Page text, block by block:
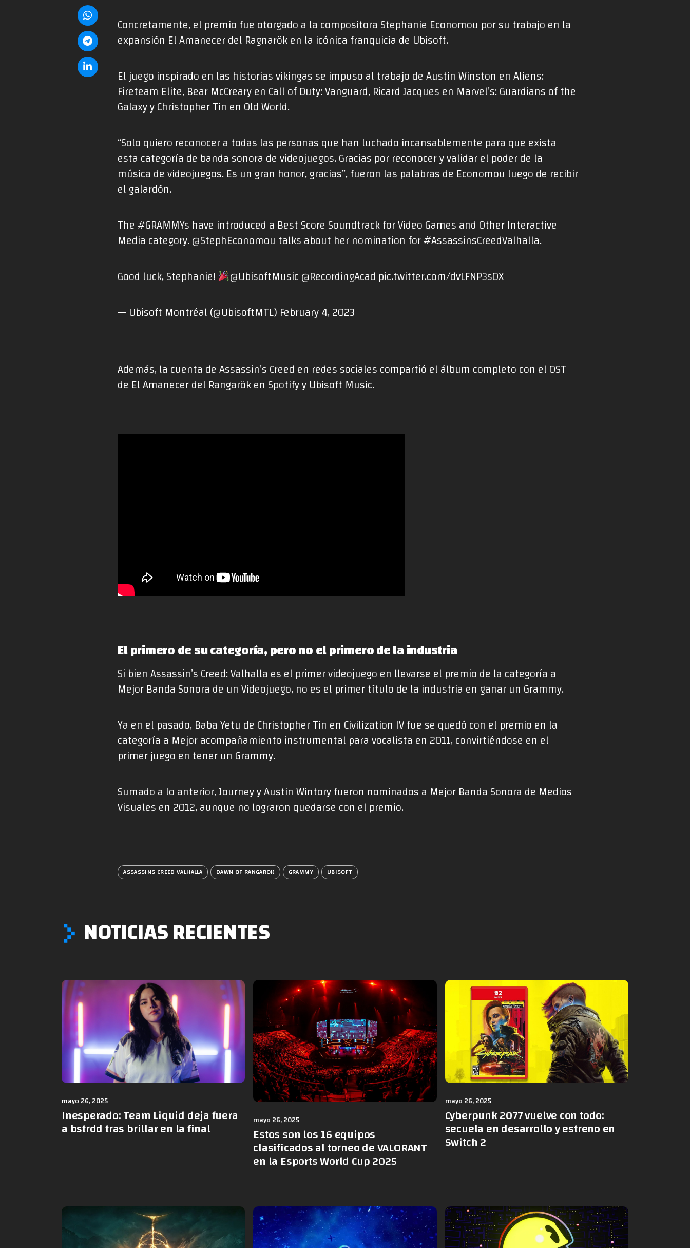
Concretamente, el premio fue otorgado a la compositora Stephanie Economou por su trabajo en la
expansión El Amanecer del Ragnarök en la icónica franquicia de Ubisoft.
El juego inspirado en las historias vikingas se impuso al trabajo de Austin Winston en Aliens:
Fireteam Elite, Bear McCreary en Call of Duty: Vanguard, Ricard Jacques en Marvel’s: Guardians of the
Galaxy y Christopher Tin en Old World.
“Solo quiero reconocer a todas las personas que han luchado incansablemente para que exista
esta categoría de banda sonora de videojuegos. Gracias por reconocer y validar el poder de la
música de videojuegos. Es un gran honor, gracias”, fueron las palabras de Economou luego de recibir
el galardón.
The #GRAMMYs have introduced a Best Score Soundtrack for Video Games and Other Interactive
Media category.@StephEconomou talks about her nomination for#AssassinsCreedValhalla.
Good luck, Stephanie!
@UbisoftMusic@RecordingAcad pic.twitter.com/dvLFNP3sOX
— Ubisoft Montréal (@UbisoftMTL) February 4, 2023
Además, la cuenta de Assassin’s Creed en redes sociales compartió el álbum completo con el OST
de El Amanecer del Rangarök en Spotify y Ubisoft Music.
El primero de su categoría, pero no el primero de la industria
Si bien Assassin’s Creed: Valhalla es el primer videojuego en llevarse el premio de la categoría a
Mejor Banda Sonora de un Videojuego, no es el primer título de la industria en ganar un Grammy.
Ya en el pasado, Baba Yetu de Christopher Tin en Civilization IV fue se quedó con el premio en la
categoría a Mejor acompañamiento instrumental para vocalista en 2011, convirtiéndose en el
primer juego en tener un Grammy.
Sumado a lo anterior, Journey y Austin Wintory fueron nominados a Mejor Banda Sonora de Medios
Visuales en 2012, aunque no lograron quedarse con el premio.
ASSASSINS CREED VALHALLA DAWN OF RANGAROK GRAMMY UBISOFT
NOTICIAS RECIENTES
mayo 26, 2025
Inesperado: Team Liquid deja fuera
a bstrdd tras brillar en la final mayo 26, 2025
Estos son los 16 equipos
clasificados al torneo de VALORANT
en la Esports World Cup 2025
mayo 26, 2025
Cyberpunk 2077 vuelve con todo:
secuela en desarrollo y estreno en
Switch 2